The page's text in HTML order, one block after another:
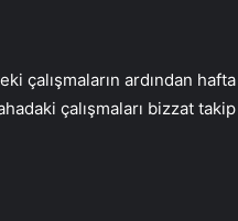
çalışmaların ardından hafta
çalışmaları bizzat takip